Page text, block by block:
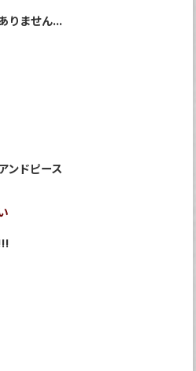
りません...
ンドピース